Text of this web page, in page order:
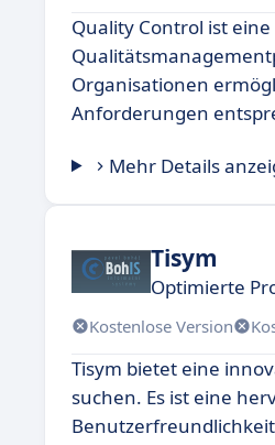
Quality Control ist
Organisationen
Anforderungen
Mehr Details
Tisym
Optimierte
Kostenlose Version
Tisym bietet eine
suchen. Es ist eine